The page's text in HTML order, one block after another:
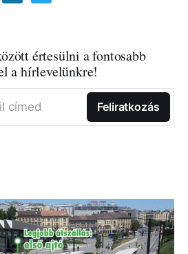
értesülni a fontosabb
a hírlevelünkre!
címed Feliratkozás